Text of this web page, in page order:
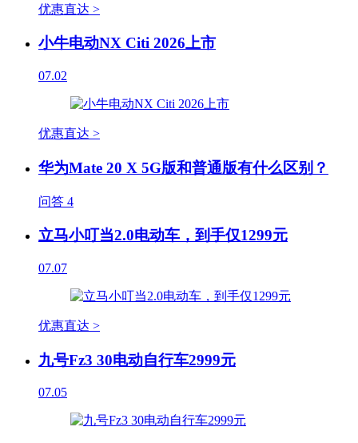
优惠直达 >
小牛电动NX Citi 2026上市
07.02
优惠直达 >
华为Mate 20 X 5G版和普通版有什么区别？
问答 4
立马小叮当2.0电动车，到手仅1299元
07.07
优惠直达 >
九号Fz3 30电动自行车2999元
07.05